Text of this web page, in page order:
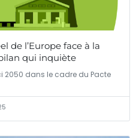
de l’Europe face à la
qui inquiète
2050 dans le cadre du Pacte